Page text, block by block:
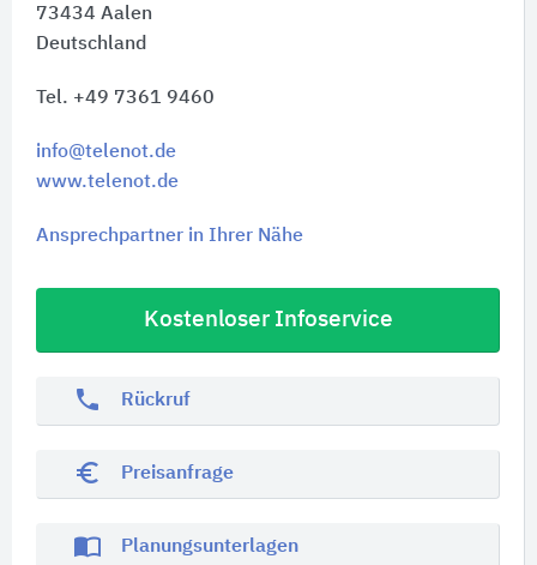
73434 Aalen
Deutschland
Tel. +49 7361 9460
info@telenot.de
www.telenot.de
Ansprechpartner in Ihrer Nähe
Kostenloser Infoservice
phone Rückruf
euro_symbol Preisanfrage
import_contacts Planungsunterlagen